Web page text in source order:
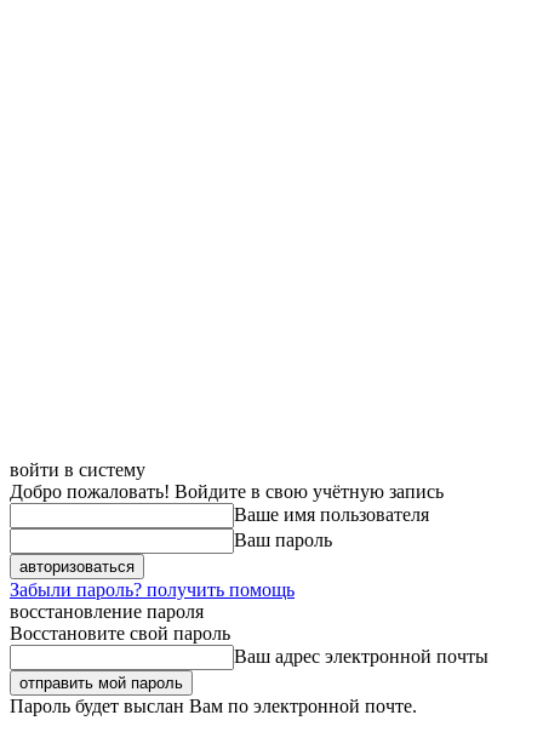
войти в систему
Добро пожаловать! Войдите в свою учётную запись
Ваше имя пользователя
Ваш пароль
Забыли пароль? получить помощь
восстановление пароля
Восстановите свой пароль
Ваш адрес электронной почты
Пароль будет выслан Вам по электронной почте.